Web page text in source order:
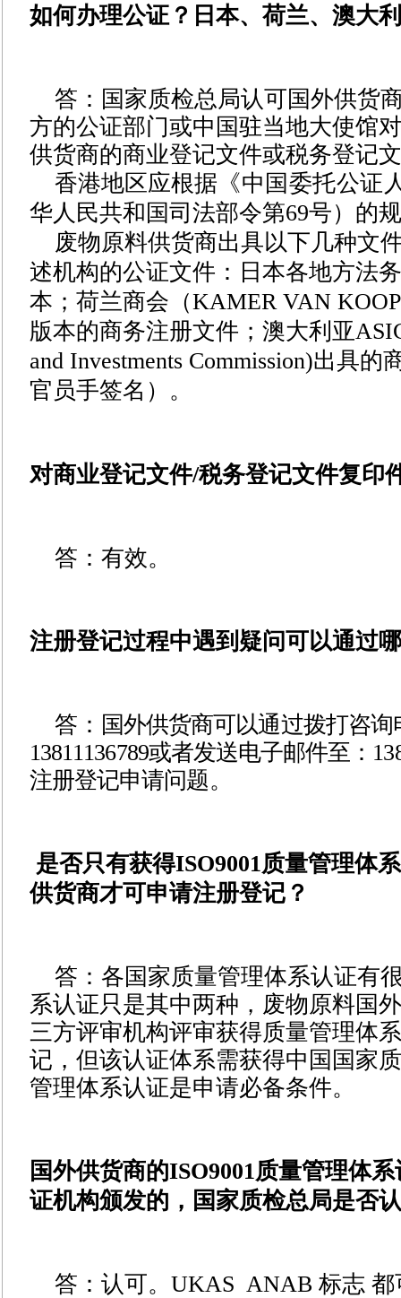
如何办理公证？日本、荷兰、澳大
答： 国家质检总局认可国外供货
方的公证部门或中国驻当地大使馆
供货商的商业登记文件或税务登记
香港地区应根据 《中国委托公证
华人民共和国司法部令第69号）的
废物原料供货商出具以下几种文
述机构的公证文件：日本各地方法
本；荷兰商会（KAMER VAN
版本的商务注册文件；澳大利亚
and Investments Commission)出具的
官员手签名）。
对商业登记文件/税务登记文件复印
答：有效。
注册登记过程中遇到疑问可以通过
答： 国外供货商可以通过拨打咨询
13811136789或者发送电子邮件至：
注册登记申请问题。
是否只有获得ISO9001质量管理体
供货商才可申请注册登记？
答：各国家质量管理体系认证有
系认证只是其中两种，废物原料国
三方评审机构评审获得质量管理体
记，但该认证体系需获得中国国家
管理体系认证是申请必备条件。
国外供货商的ISO9001质量管理体
证机构颁发的，国家质检总局是否
答：认可。UKAS ANAB 标志